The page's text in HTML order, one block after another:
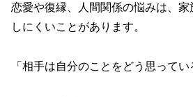
恋愛や復縁、人間関係の悩みは、
しにくいことがあります。
「相手は自分のことをどう思ってい